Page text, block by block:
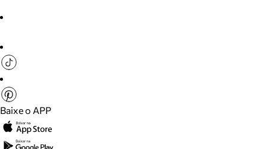
Baixe o APP